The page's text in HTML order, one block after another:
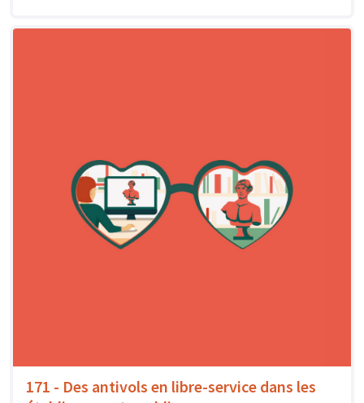
171 - Des antivols en libre-service dans les